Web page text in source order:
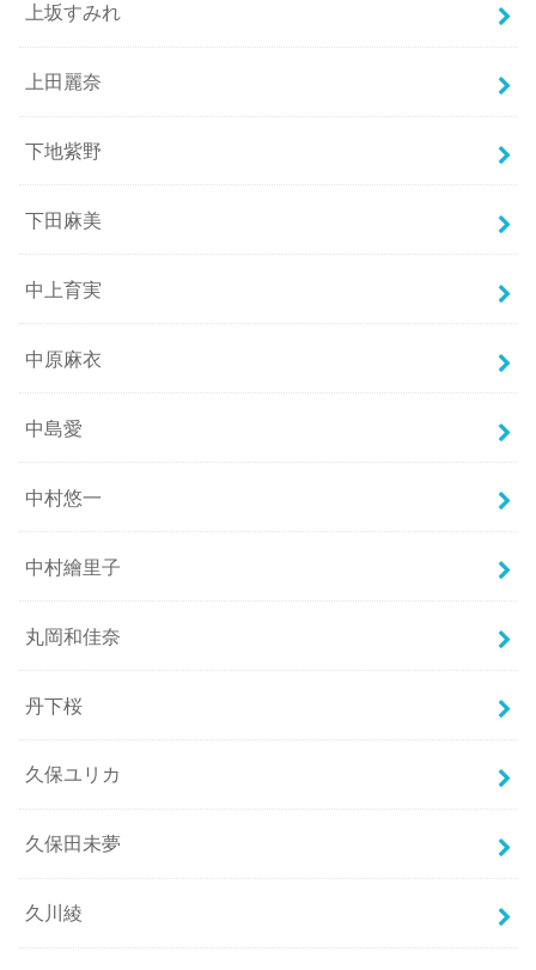
上坂すみれ
上田麗奈
下地紫野
下田麻美
中上育実
中原麻衣
中島愛
中村悠一
中村繪里子
丸岡和佳奈
丹下桜
久保ユリカ
久保田未夢
久川綾